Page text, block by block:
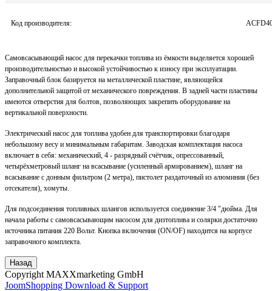
Код производителя:
Самовсасывающий насос для перекачки топлива из ёмкости выделяется хорошей
производительностью и высокой устойчивостью к износу при эксплуатации.
Заправочный блок базируется на металлической пластине, являющейся
дополнительной защитой от механического повреждения. В задней части пластины
имеются отверстия для болтов, позволяющих закрепить оборудование на
вертикальной поверхности.
Электрический насос для топлива удобен для транспортировки благодаря
небольшому весу и минимальным габаритам. Заводская комплектация насоса
включает в себя: механический, 4 - разрядный счётчик, опрессованный,
четырёхметровый шланг на всасывание (усиленный армированием), шланг на
всасывание с донным фильтром (2 метра), пистолет раздаточный из алюминия (без
отсекателя), хомуты.
Для подсоединения топливных шлангов используется соединение 3/4 "дюйма. Для
начала работы с самовсасывающим насосом для дизтоплива и солярки достаточно
источника питания 220 Вольт. Кнопка включения (ON/OF) находится на корпусе
заправочного комплекта.
Copyright MAXXmarketing GmbH
JoomShopping Download & Support